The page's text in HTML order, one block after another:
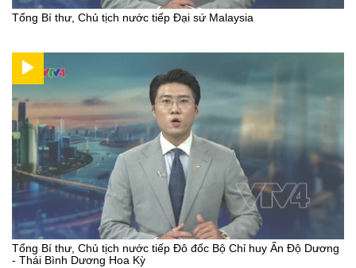
Tổng Bí thư, Chủ tịch nước tiếp Đại sứ Malaysia
Tổng Bí thư, Chủ tịch nước tiếp Đô đốc Bộ Chỉ huy Ấn Độ Dương
- Thái Bình Dương Hoa Kỳ